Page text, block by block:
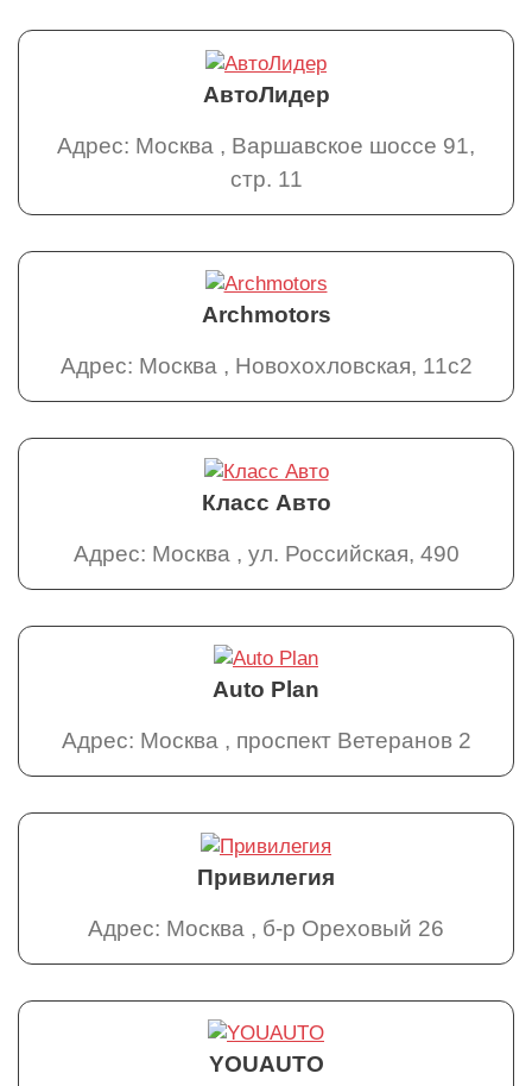
АвтоЛидер
Адрес: Москва , Варшавское шоссе 91,
стр. 11
Archmotors
Адрес: Москва , Новохохловская, 11с2
Класс Авто
Адрес: Москва , ул. Российская, 490
Auto Plan
Адрес: Москва , проспект Ветеранов 2
Привилегия
Адрес: Москва , б-р Ореховый 26
YOUAUTO